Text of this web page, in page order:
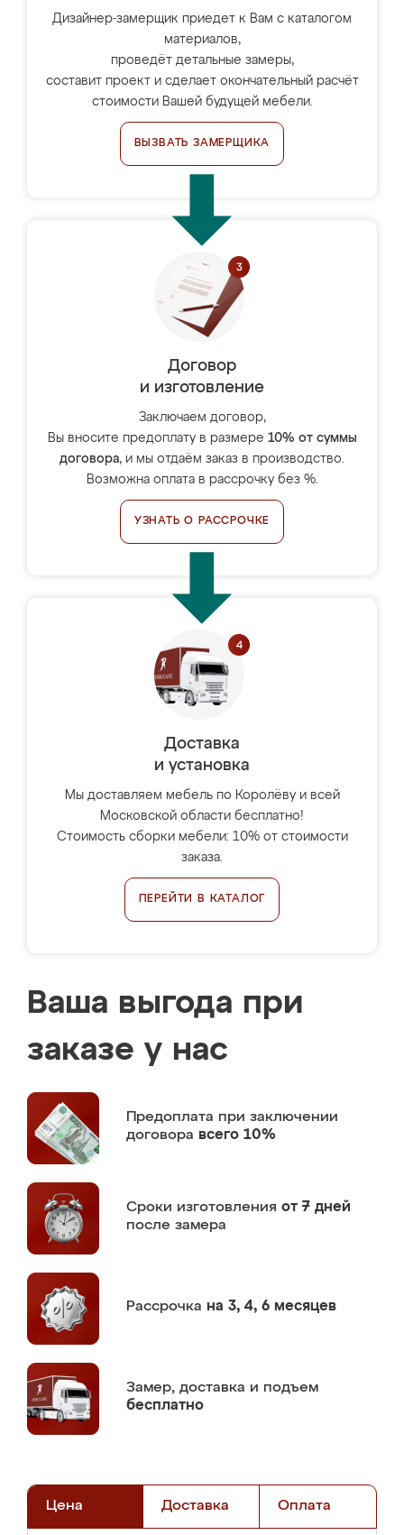
Дизайнер-замерщик приедет к Вам с каталогом
материалов,
проведёт детальные замеры,
составит проект и сделает окончательный расчёт
стоимости Вашей будущей мебели.
ВЫЗВАТЬ ЗАМЕРЩИКА
Договор
и изготовление
Заключаем договор,
Вы вносите предоплату в размере 10% от суммы
договора, и мы отдаём заказ в производство.
Возможна оплата в рассрочку без %.
УЗНАТЬ О РАССРОЧКЕ
Доставка
и установка
Мы доставляем мебель по Королёву и всей
Московской области бесплатно!
Стоимость сборки мебели: 10% от стоимости
заказа.
ПЕРЕЙТИ В КАТАЛОГ
Ваша выгода при
заказе у нас
Предоплата при заключении
договора всего 10%
Сроки изготовления от 7 дней
после замера
Рассрочка на 3, 4, 6 месяцев
Замер, доставка и подъем
бесплатно
Цена Доставка Оплата